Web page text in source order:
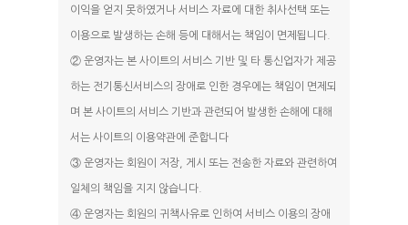
이익을 얻지 못하였거나 서비스 자료에 대한 취사선택 또는
이용으로 발생하는 손해 등에 대해서는 책임이 면제됩니다.
② 운영자는 본 사이트의 서비스 기반 및 타 통신업자가 제공
하는 전기통신서비스의 장애로 인한 경우에는 책임이 면제되
며 본 사이트의 서비스 기반과 관련되어 발생한 손해에 대해
서는 사이트의 이용약관에 준합니다
③ 운영자는 회원이 저장, 게시 또는 전송한 자료와 관련하여
일체의 책임을 지지 않습니다.
④ 운영자는 회원의 귀책사유로 인하여 서비스 이용의 장애